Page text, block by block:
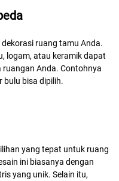
ruang tamu Anda.
logam, atau keramik dapat
Anda. Contohnya
bulu bisa dipilih.
yang tepat untuk ruang
ini biasanya dengan
yang unik. Selain itu,